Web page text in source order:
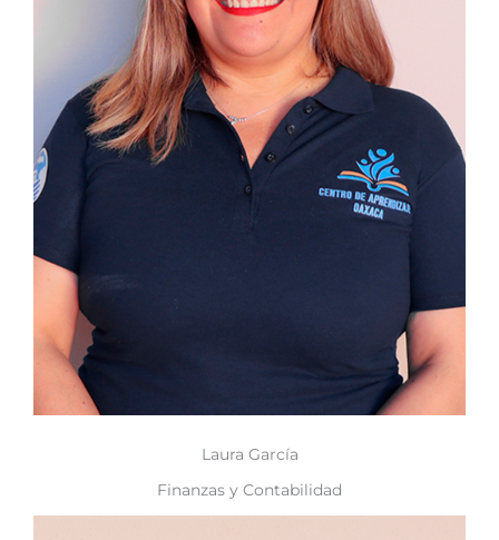
Laura García
Finanzas y Contabilidad